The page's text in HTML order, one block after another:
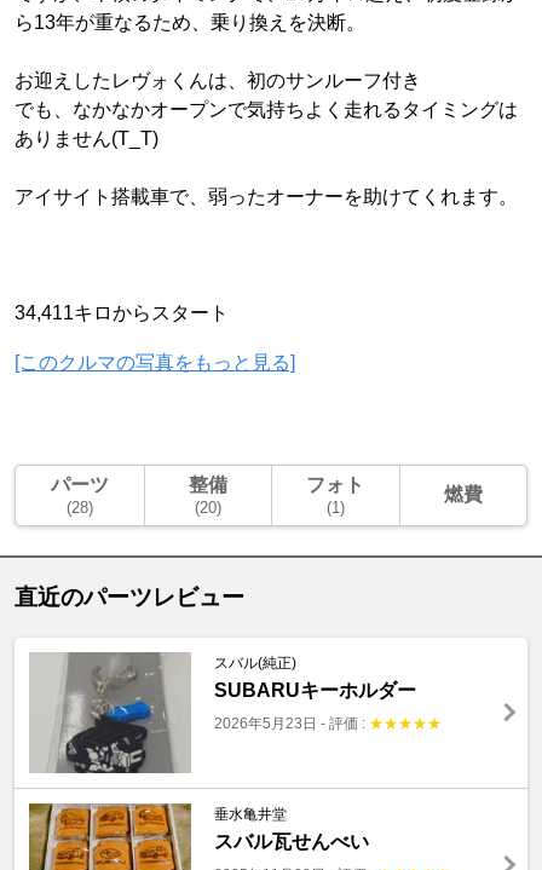
ら13年が重なるため、乗り換えを決断。
お迎えしたレヴォくんは、初のサンルーフ付き
でも、なかなかオープンで気持ちよく走れるタイミングは
ありません(T_T)
アイサイト搭載車で、弱ったオーナーを助けてくれます。
34,411キロからスタート
[このクルマの写真をもっと見る]
パーツ
(28)
整備
(20)
フォト
(1)
燃費
直近のパーツレビュー
スバル(純正)
SUBARUキーホルダー
2026年5月23日 - 評価 : ★★★★★
垂水亀井堂
スバル瓦せんべい